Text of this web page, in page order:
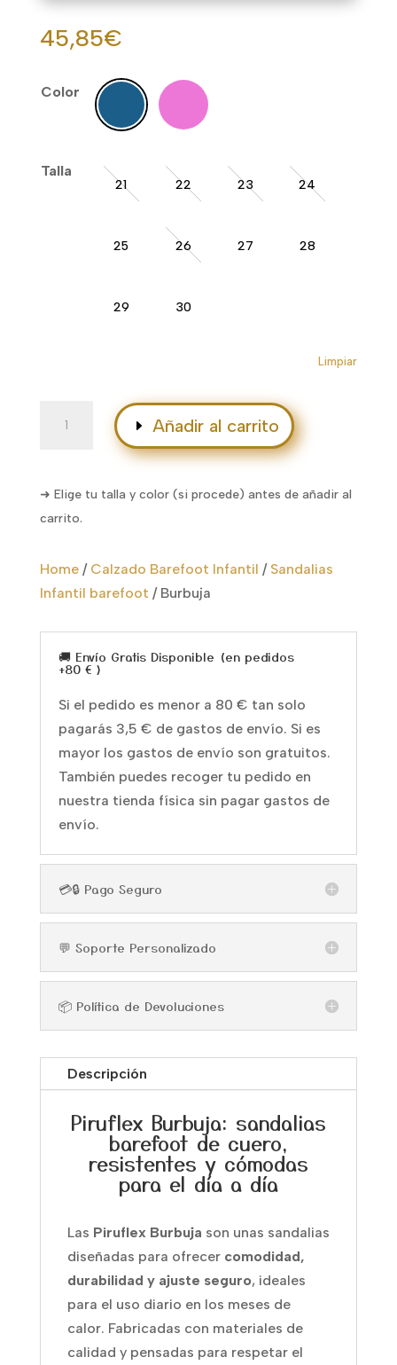
45,85€
Color
Talla
21 22 23 24
25 26 27 28
29 30
Limpiar
Añadir al carrito
➜ Elige tu talla y color (si procede) antes de añadir al
carrito.
Home/ Calzado Barefoot Infantil / Sandalias
Infantil barefoot / Burbuja
🚚 Envío Gratis Disponible (en pedidos
+80 € )
Si el pedido es menor a 80 € tan solo
pagarás 3,5 € de gastos de envío. Si es
mayor los gastos de envío son gratuitos.
También puedes recoger tu pedido en
nuestra tienda física sin pagar gastos de
envío.
💳🔒 Pago Seguro
💬 Soporte Personalizado
📦 Política de Devoluciones
Descripción
Piruflex Burbuja: sandalias
barefoot de cuero,
resistentes y cómodas
para el día a día
Las Piruflex Burbuja son unas sandalias
diseñadas para ofrecer comodidad,
durabilidad y ajuste seguro, ideales
para el uso diario en los meses de
calor. Fabricadas con materiales de
calidad y pensadas para respetar el